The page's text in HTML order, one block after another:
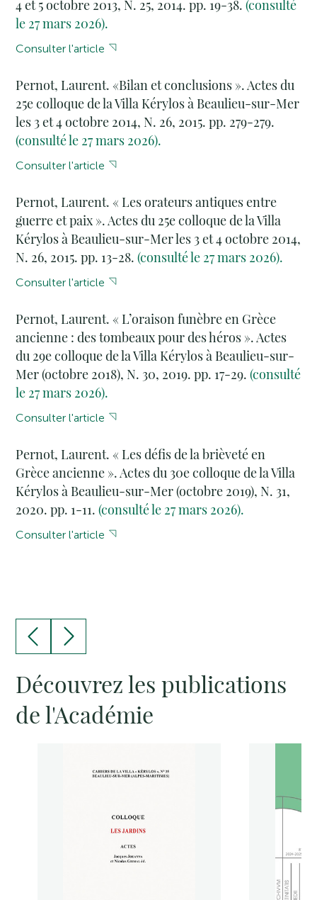
4 et 5 octobre 2013, N. 25, 2014. pp. 19-38.(consulté
le 27 mars 2026).
Consulter l'article
Pernot, Laurent. «Bilan et conclusions ». Actes du
25e colloque de la Villa Kérylos à Beaulieu-sur-Mer
les 3 et 4 octobre 2014, N. 26, 2015. pp. 279-279.
(consulté le 27 mars 2026).
Consulter l'article
Pernot, Laurent. « Les orateurs antiques entre
guerre et paix ». Actes du 25e colloque de la Villa
Kérylos à Beaulieu-sur-Mer les 3 et 4 octobre 2014,
N. 26, 2015. pp. 13-28.(consulté le 27 mars 2026).
Consulter l'article
Pernot, Laurent. « L’oraison funèbre en Grèce
ancienne : des tombeaux pour des héros ». Actes
du 29e colloque de la Villa Kérylos à Beaulieu-sur-
Mer (octobre 2018), N. 30, 2019. pp. 17-29.(consulté
le 27 mars 2026).
Consulter l'article
Pernot, Laurent. « Les défis de la brièveté en
Grèce ancienne ». Actes du 30e colloque de la Villa
Kérylos à Beaulieu-sur-Mer (octobre 2019), N. 31,
2020. pp. 1-11.(consulté le 27 mars 2026).
Consulter l'article
Découvrez les publications
de l'Académie